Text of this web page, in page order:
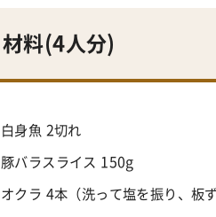
材料(4人分)
白身魚 2切れ
豚バラスライス 150g
オクラ 4本（洗って塩を振り、板